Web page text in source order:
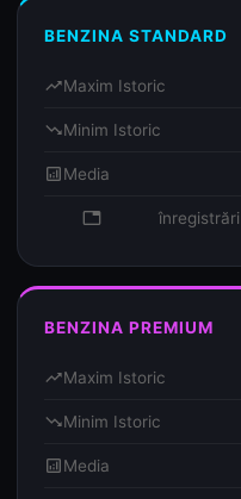
BENZINA STANDARD
trending_upMaxim Istoric
trending_downMinim Istoric
analyticsMedia
database înregistrări
BENZINA PREMIUM
trending_upMaxim Istoric
trending_downMinim Istoric
analyticsMedia